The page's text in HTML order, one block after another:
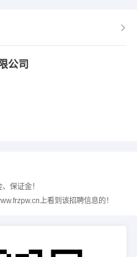
公司
保证金！
上看到该招聘信息的！